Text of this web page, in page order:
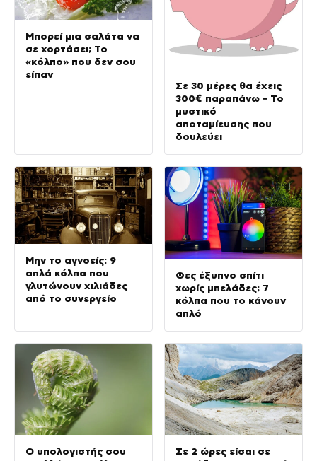
Μπορεί μια σαλάτα να
σε χορτάσει; Το
«κόλπο» που δεν σου
είπαν
Σε 30 μέρες θα έχεις
300€ παραπάνω – Το
μυστικό
αποταμίευσης που
δουλεύει
Μην το αγνοείς: 9
απλά κόλπα που
γλυτώνουν χιλιάδες
από το συνεργείο
Θες έξυπνο σπίτι
χωρίς μπελάδες; 7
κόλπα που το κάνουν
απλό
Ο υπολογιστής σου
Σε 2 ώρες είσαι σε